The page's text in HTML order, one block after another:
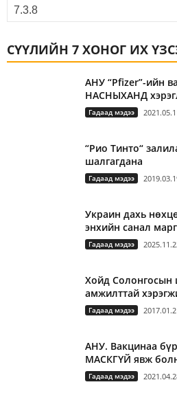
СҮҮЛИЙН 7 ХОНОГ ИХ
АНУ “Pfizer”-ийн
НАСНЫХАНД
Гадаад мэдээ
“Рио Тинто“
шалгагдана
Гадаад мэдээ
Украин дахь
энхийн санал
Гадаад мэдээ
Хойд Солонгосын
амжилттай
Гадаад мэдээ 2017.01.2
АНУ. Вакцинаа
МАСКГҮЙ явж
Гадаад мэдээ